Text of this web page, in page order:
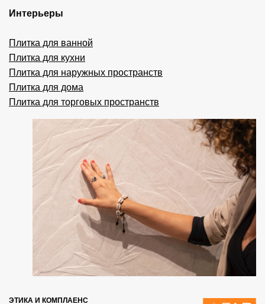
Интерьеры
Плитка для ванной
Плитка для кухни
Плитка для наружных пространств
Плитка для дома
Плитка для торговых пространств
ЭТИКА И КОМПЛАЕНС